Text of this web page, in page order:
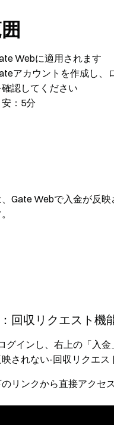
Webに適用されます
アカウントを作成し、
認してください
：5分
Gate Webで入金が反
回収リクエスト機
グインし、右上の「入
されない-回収リクエス
リンクから直接アクセ